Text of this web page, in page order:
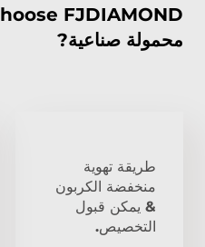
محمولة صناعية?
طريقة تهوية
منخفضة الكربون
& يمكن قبول
التخصيص.